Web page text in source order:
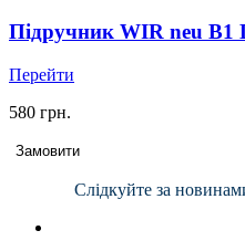
Підручник WIR neu В1
Перейти
580 грн.
Замовити
Слідкуйте за